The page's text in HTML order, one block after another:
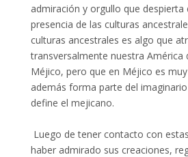
admiración y orgullo que despierta
presencia de las culturas
culturas ancestrales es algo que
transversalmente nuestra América
Méjico, pero que en Méjico es
además forma parte del
define el mejicano.
Luego de tener contacto con
haber admirado sus creaciones,